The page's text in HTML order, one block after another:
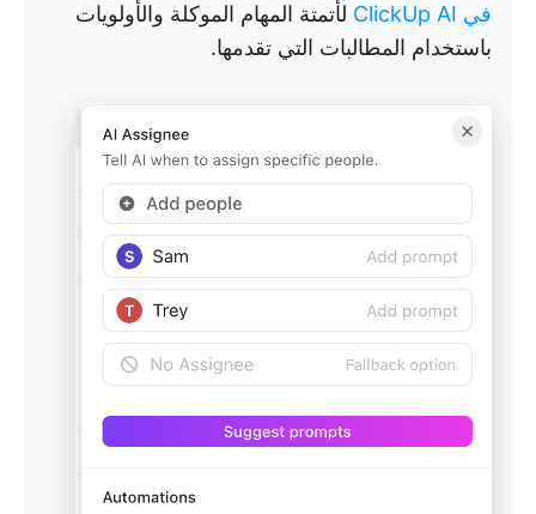
في ClickUp AI
لأتمتة المهام الموكلة والأولويات
باستخدام المطالبات التي تقدمها.